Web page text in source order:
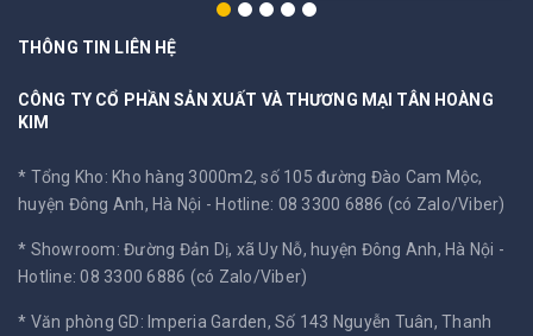
THÔNG TIN LIÊN HỆ
CÔNG TY CỔ PHẦN SẢN XUẤT VÀ THƯƠNG MẠI TÂN HOÀNG
KIM
* Tổng Kho: Kho hàng 3000m2, số 105 đường Đào Cam Mộc,
huyện Đông Anh, Hà Nội -Hotline: 08 3300 6886 (có Zalo/Viber)
* Showroom: Đường Đản Dị, xã Uy Nỗ, huyện Đông Anh, Hà Nội -
Hotline: 08 3300 6886 (có Zalo/Viber)
* Văn phòng GD: Imperia Garden, Số 143 Nguyễn Tuân, Thanh